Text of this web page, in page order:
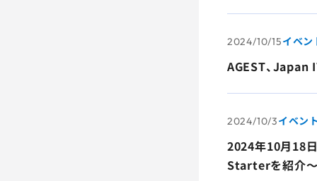
2024/10/15イベン
AGEST、Japan
2024/10/3イベン
2024年10月18
Starterを紹介